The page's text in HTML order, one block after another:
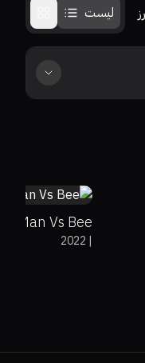
لیست
Man Vs Bee
|
2022